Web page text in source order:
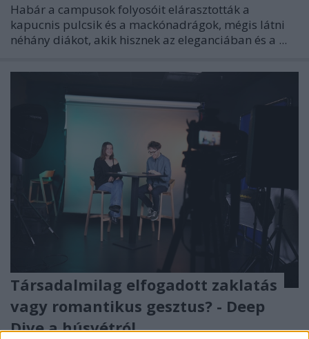
Habár a campusok folyosóit elárasztották a
kapucnis pulcsik és a mackónadrágok, mégis látni
néhány diákot, akik hisznek az eleganciában és a ...
Társadalmilag elfogadott zaklatás
vagy romantikus gesztus? - Deep
Dive a húsvétról